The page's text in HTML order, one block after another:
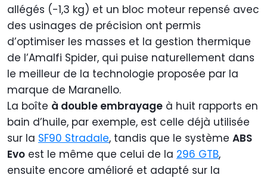
allégés (-1,3 kg) et un bloc moteur repensé avec
des usinages de précision ont permis
d’optimiser les masses et la gestion thermique
de l’Amalfi Spider, qui puise naturellement dans
le meilleur de la technologie proposée par la
marque de Maranello.
La boîte à double embrayage à huit rapports en
bain d’huile, par exemple, est celle déjà utilisée
sur la SF90 Stradale, tandis que le système ABS
Evo est le même que celui de la 296 GTB,
ensuite encore amélioré et adapté sur la